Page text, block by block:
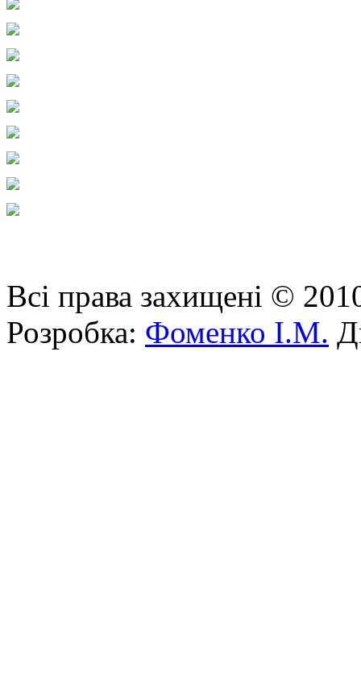
Всі права захищені ©
Розробка: Фоменко І.М.